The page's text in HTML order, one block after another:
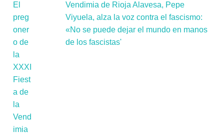
Vendimia de Rioja Alavesa, Pepe
Viyuela, alza la voz contra el fascismo:
«No se puede dejar el mundo en manos
de los fascistas'